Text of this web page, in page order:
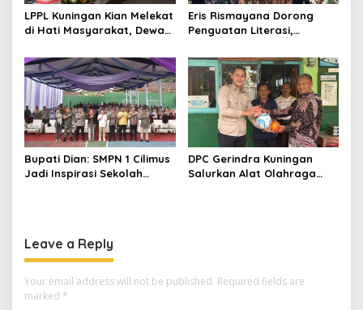
LPPL Kuningan Kian Melekat
di Hati Masyarakat, Dewas
Digital
Eris Rismayana Dorong
Penguatan Literasi,
KKN UIN Sunan Kalijaga di
Sagaranten
Bupati Dian: SMPN 1 Cilimus
Jadi Inspirasi Sekolah
DPC Gerindra Kuningan
Salurkan Alat Olahraga
Leave a Reply
Your email address will not be published. Required fields are
marked *